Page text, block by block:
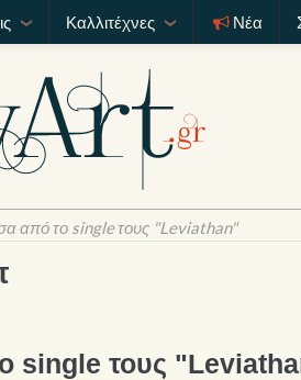
Καλλιτέχνες Νέα
από το single τους "Leviathan"
single τους